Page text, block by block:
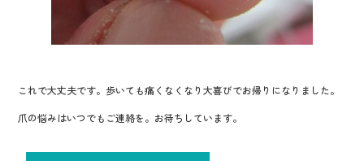
これで大丈夫です。歩いても痛くなくなり大喜びでお帰りになりました。
爪の悩みはいつでもご連絡を。お待ちしています。